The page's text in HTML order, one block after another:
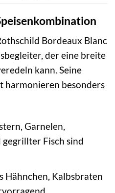
Bordeaux Blanc
der eine breite
kann. Seine
harmonieren besonders
Garnelen,
gegrillter Fisch sind
Hähnchen, Kalbsbraten